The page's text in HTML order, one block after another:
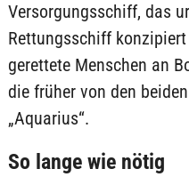
Versorgungsschiff, das
Rettungsschiff
gerettete Menschen an
die früher von den
„Aquarius“.
So lange wie nötig